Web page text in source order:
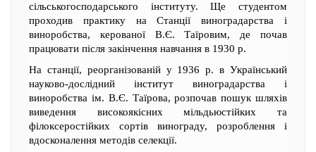
сільськогосподарського інституту. Ще студентом
проходив практику на Станції виноградарства і
виноробства, керованої В.Є. Таїровим, де почав
працювати після закінчення навчання в 1930 р.
На станції, реорганізованій у 1936 р. в Український
науково-дослідний інститут виноградарства і
виноробства ім. B.Є. Таїрова, розпочав пошук шляхів
виведення високоякісних мільдьюстійких та
філоксеростійких сортів винограду, розроблення і
вдосконалення методів селекції.